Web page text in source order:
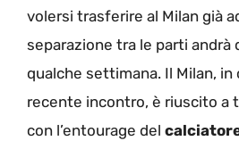
volersi trasferire al Milan già
separazione tra le parti andrà
qualche settimana. Il Milan, in
recente incontro, è riuscito a
con l’entourage del